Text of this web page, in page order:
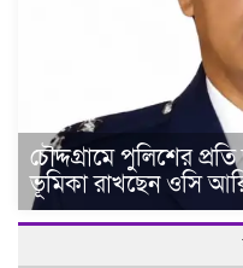
চৌদ্দগ্রামে পুলিশের
ভূমিকা রাখছেন ওসি